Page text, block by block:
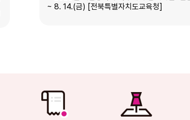
~ 8. 14.(금) [전북특별자치도교육청]
<우리말 바로쓰기 92화> ‘다듬은 말’‚ ‘초
‘깊숙이와 깊숙히’ [전북특별자치도교육청]